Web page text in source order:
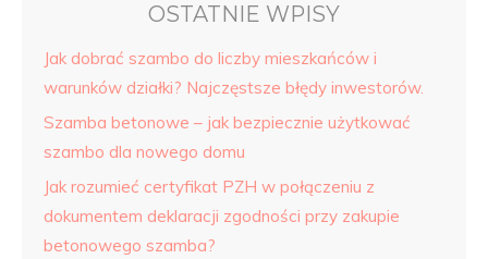
OSTATNIE WPISY
Jak dobrać szambo do liczby mieszkańców i
warunków działki? Najczęstsze błędy inwestorów.
Szamba betonowe – jak bezpiecznie użytkować
szambo dla nowego domu
Jak rozumieć certyfikat PZH w połączeniu z
dokumentem deklaracji zgodności przy zakupie
betonowego szamba?